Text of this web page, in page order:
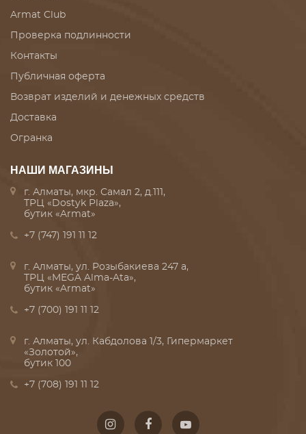
Armat Club
Проверка подлинности
Контакты
Публичная оферта
Возврат изделий и денежных средств
Доставка
Огранка
НАШИ МАГАЗИНЫ
г. Алматы, мкр. Самал 2, д.111,
ТРЦ «Dostyk Plaza»,
бутик «Armat»
+7 (747) 191 11 12
г. Алматы, ул. Розыбакиева 247 а,
ТРЦ «MEGA Alma-Ata»,
бутик «Armat»
+7 (700) 191 11 12
г. Алматы, ул. Кабдолова 1/3, Гипермаркет
«Золотой»,
бутик 100
+7 (708) 191 11 12